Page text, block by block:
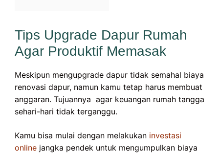
Tips Upgrade Dapur Rumah
Agar Produktif Memasak
Meskipun mengupgrade dapur tidak semahal biaya
renovasi dapur, namun kamu tetap harus membuat
anggaran. Tujuannya agar keuangan rumah tangga
sehari-hari tidak terganggu.
Kamu bisa mulai dengan melakukan investasi
online jangka pendek untuk mengumpulkan biaya